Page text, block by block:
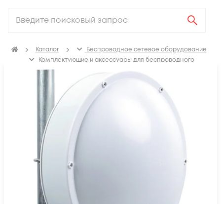
Каталог
Беспроводное сетевое оборудование
Комплектующие и аксессуары для беспроводного
сетевого оборудования
Защитные колпаки антенн